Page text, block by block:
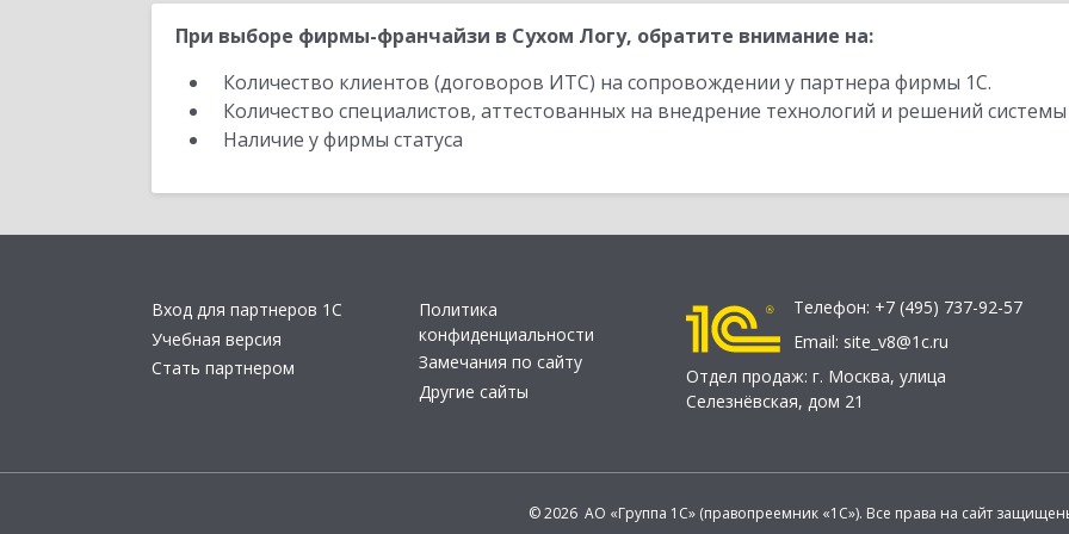
При выборе фирмы-франчайзи в Сухом Логу, обратите внимание на:
Количество клиентов (договоров ИТС) на сопровождении у партнера фирмы 1С.
Количество специалистов, аттестованных на внедрение технологий и решений
Наличие у фирмы статуса
Вход для партнеров 1С
Учебная версия
Стать партнером
Политика
конфиденциальности
Замечания по сайту
Другие сайты
Телефон: +7 (495) 737-92-57
Email: site_v8@1c.ru
Отдел продаж: г. Москва, улица
Селезнёвская, дом 21
© 2026 АО «Группа 1С» (правопреемник «1С»). Все права на сайт